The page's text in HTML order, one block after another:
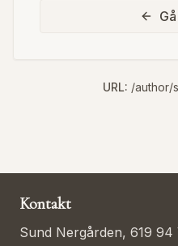
URL: /author/
Kontakt
Sund Nergården, 619 94